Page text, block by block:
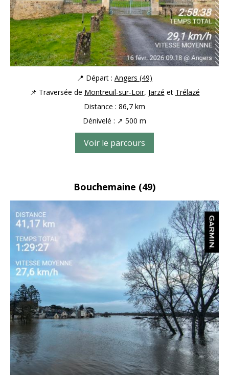
📍 Départ : Angers (49)
📌 Traversée de Montreuil-sur-Loir, Jarzé et Trélazé
Distance : 86,7 km
Dénivelé : ↗ 500 m
Voir le parcours
Bouchemaine (49)